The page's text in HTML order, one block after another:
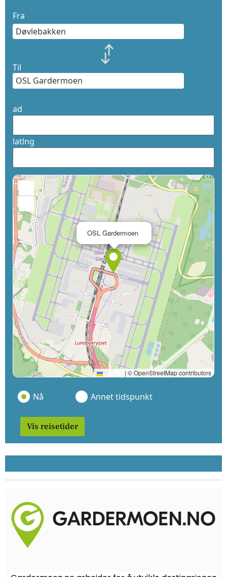
Fra
Til
ad
latlng
OSL Gardermoen
Leaflet | © OpenStreetMap contributors
Nå Annet tidspunkt
Vis reisetider